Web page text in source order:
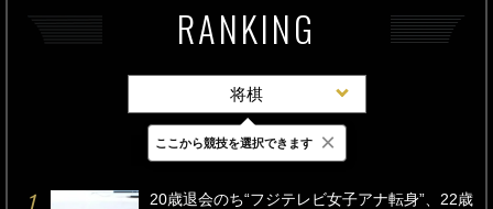
RANKING
将棋
最新 24時間 週間
20歳退会のち“フジテレビ女子アナ転身”、22歳
ここから競技を選択できます ×